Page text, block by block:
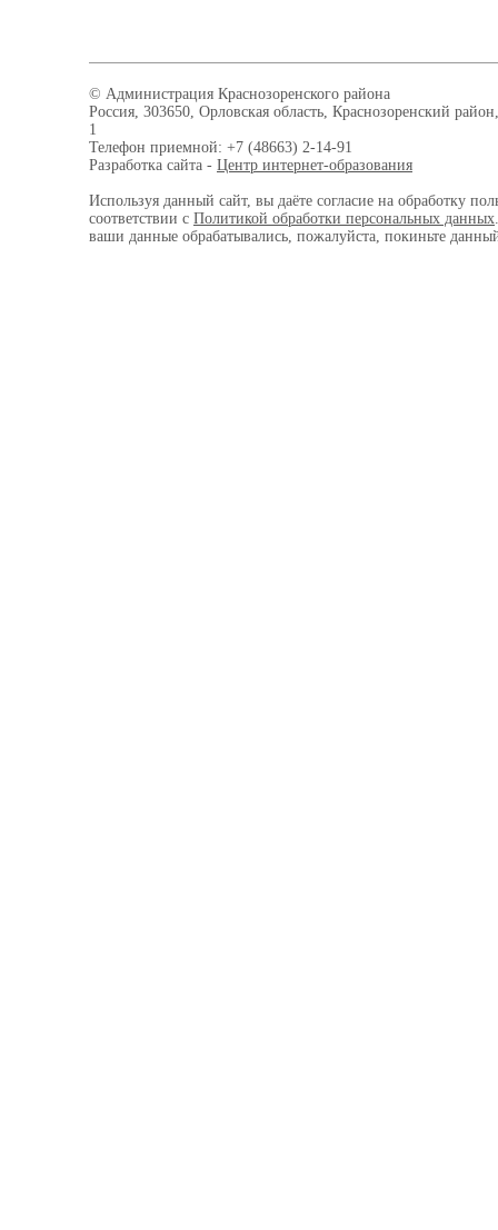
© Администрация Краснозоренского района
Россия, 303650, Орловская область, Краснозоренский
1
Телефон приемной: +7 (48663) 2-14-91
Разработка сайта - Центр интернет-образования
Используя данный сайт, вы даёте согласие на обработку
соответствии с Политикой обработки персональных данных
ваши данные обрабатывались, пожалуйста, покиньте